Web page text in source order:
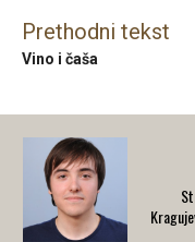
Prethodni tekst
Vino i čaša